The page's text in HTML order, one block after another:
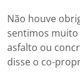
Não houve
sentimos muito
asfalto ou
disse o co-